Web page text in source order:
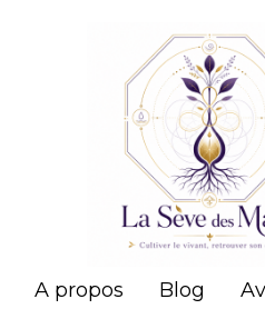
A propos Blog